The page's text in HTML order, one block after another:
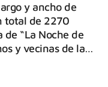
y ancho de
total de 2270
“La Noche de
y vecinas de la…